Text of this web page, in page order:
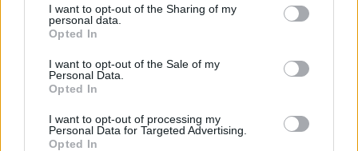
not limited to your visit or usage behaviour. You may click to
grant or deny consent to Google and its third-party tags to
use your data for below specified purposes in below Google
consent section.
I want to opt-out of the Sharing of my
personal data.
Opted In
I want to opt-out of the Sale of my
Personal Data.
Opted In
I want to opt-out of processing my
Personal Data for Targeted Advertising.
Opted In
Recenzje
Porównania
Co kupić
Porady
Promocje
FinTech
Hardware PC